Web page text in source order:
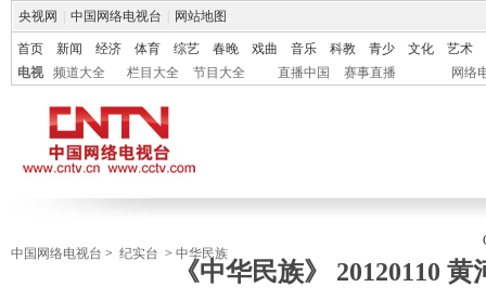
央视网 中国网络电视台 网站地图
首页 新闻 经济 体育 综艺 春晚 戏曲 音乐 科教 青少 文化
艺术
电视
频道大全 栏目大全 节目大全 直播中国 赛事直播 网络
中国网络电视台 > 纪实台 > 中华民族
《中华民族》 20120110